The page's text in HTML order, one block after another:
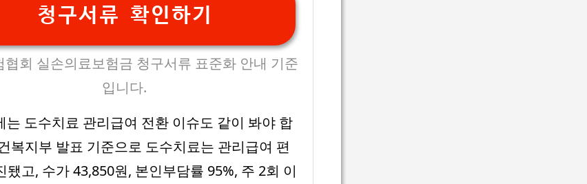
청구서류 확인하기
협회 실손의료보험금 청구서류 표준화 안내 기준
입니다.
는 도수치료 관리급여 전환 이슈도 같이 봐야 합
복지부 발표 기준으로 도수치료는 관리급여 편
됐고, 수가 43,850원, 본인부담률 95%, 주 2회 이